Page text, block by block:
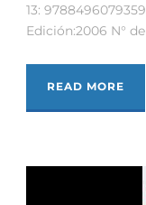
13:
Edición:2006 N°
READ MORE